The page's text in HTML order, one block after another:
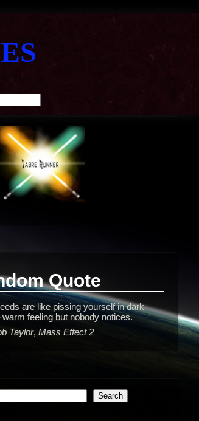
Quote
are like pissing yourself in dark
warm feeling but nobody notices.
Taylor,Mass Effect 2
Search